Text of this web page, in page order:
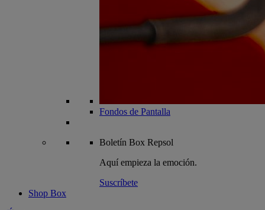
Fondos de Pantalla
Boletín Box Repsol
Aquí empieza la emoción.
Suscríbete
Shop Box